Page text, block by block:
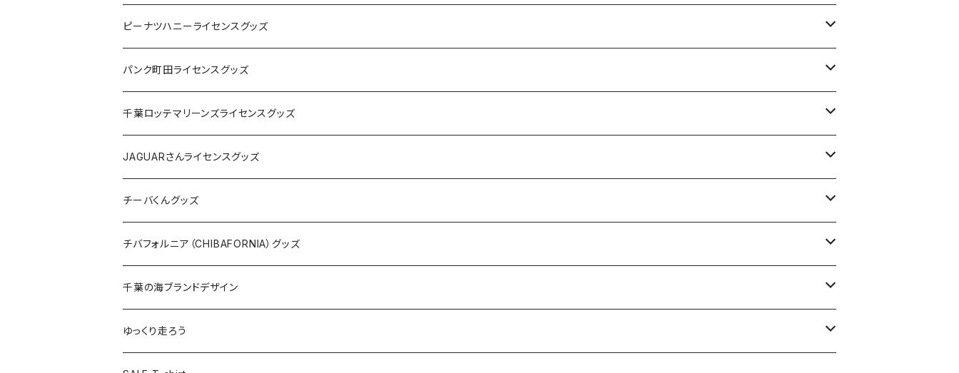
キャップ
ステッカー
缶バッジ
ホテルキーホルダー
ステッカー
缶バッジ
アクリルキーホルダー
ホテルキーホルダー
クリアファイル
Tシャツ
キャップ
トートバッグ
ピーナツハニーライセンスグッズ
Tシャツ
キャップ
バッグ
ステッカー
缶バッジ
キーホルダー
クリアファイル
パンク町田ライセンスグッズ
Tシャツ
キャップ
バッグ
ステッカー
缶バッジ
キーホルダー
千葉ロッテマリーンズライセンスグッズ
ステッカー
ステッカー
ステッカー大
缶バッジ
缶バッジ32mm
缶バッジ54mm
エコバッグ
JAGUARさんコラボグッズ
Tシャツ
ステッカー
サコッシュ
JAGUARさんライセンスグッズ
Tシャツ
ステッカー
缶バッジ
クリアファイル
チーバくんグッズ
Tシャツ
キャップ
エコバッグ
チバフォルニア（CHIBAFORNIA）グッズ
Tシャツ
キャップ
千葉の海ブランドデザイン
Tシャツ
ゆっくり走ろう